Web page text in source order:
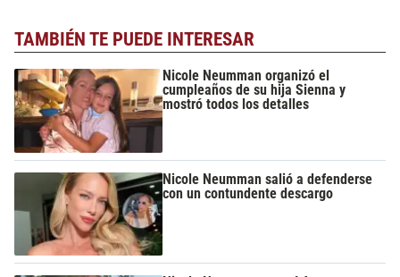
TAMBIÉN TE PUEDE INTERESAR
Nicole Neumman organizó el
cumpleaños de su hija Sienna y
mostró todos los detalles
Nicole Neumman salió a defenderse
con un contundente descargo